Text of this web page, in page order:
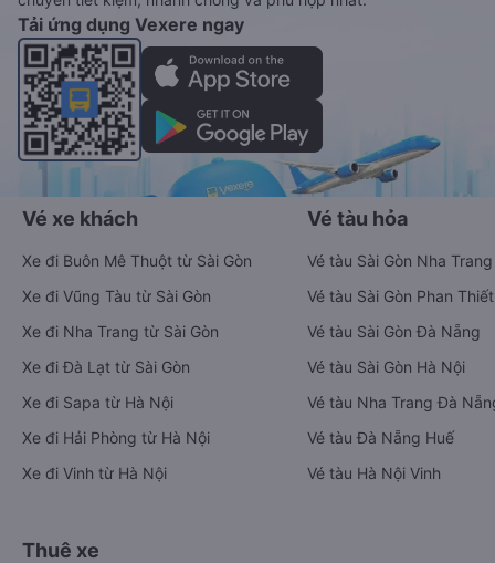
Tải ứng dụng Vexere ngay
Vé xe khách
Xe đi Buôn Mê Thuột từ Sài Gòn
Xe đi Vũng Tàu từ Sài Gòn
Xe đi Nha Trang từ Sài Gòn
Xe đi Đà Lạt từ Sài Gòn
Xe đi Sapa từ Hà Nội
Xe đi Hải Phòng từ Hà Nội
Xe đi Vinh từ Hà Nội
Vé tàu hỏa
Vé tàu Sài Gòn Nha Trang
Vé tàu Sài Gòn Phan Thiết
Vé tàu Sài Gòn Đà Nẵng
Vé tàu Sài Gòn Hà Nội
Vé tàu Nha Trang Đà
Vé tàu Đà Nẵng Huế
Vé tàu Hà Nội Vinh
Thuê xe